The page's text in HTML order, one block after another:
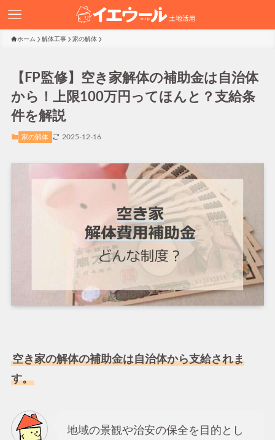
ホーム 解体工事 家の解体
【FP監修】空き家解体の補助金は自治体
から！上限100万円ってほんと？支給条
件を解説
家の解体 2025-12-16
空き家の解体の補助金は自治体から支給されま
す。
地域の景観や治安の保全を目的とし